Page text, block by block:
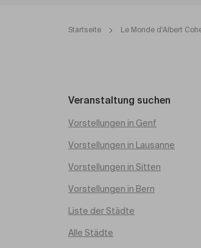
Startseite Le Monde d'Albert
Veranstaltung suchen
Vorstellungen in Genf
Vorstellungen in Lausanne
Vorstellungen in Sitten
Vorstellungen in Bern
Liste der Städte
Alle Städte